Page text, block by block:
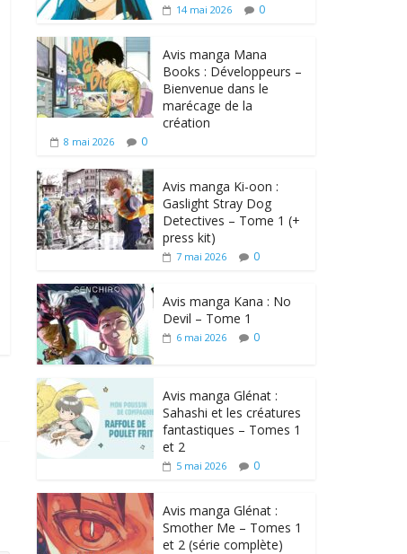
14 mai 2026 0
Avis manga Mana
Books : Développeurs –
Bienvenue dans le
marécage de la
création
8 mai 2026 0
Avis manga Ki-oon :
Gaslight Stray Dog
Detectives – Tome 1 (+
press kit)
7 mai 2026 0
Avis manga Kana : No
Devil – Tome 1
6 mai 2026 0
Avis manga Glénat :
Sahashi et les créatures
fantastiques – Tomes 1
et 2
5 mai 2026 0
Avis manga Glénat :
Smother Me – Tomes 1
et 2 (série complète)